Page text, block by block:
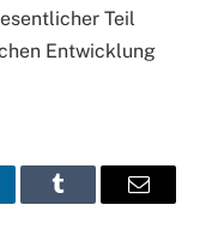
Teil
Entwicklung
Tumblr Email